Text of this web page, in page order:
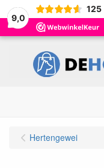
9,0
125
Hertengewei